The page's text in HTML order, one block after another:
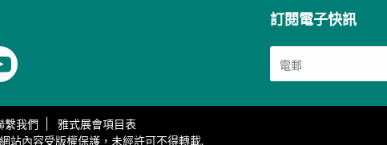
訂閱電子快訊
繫我們
雅式展會項目表
站內容受版權保護，未經許可不得轉載.